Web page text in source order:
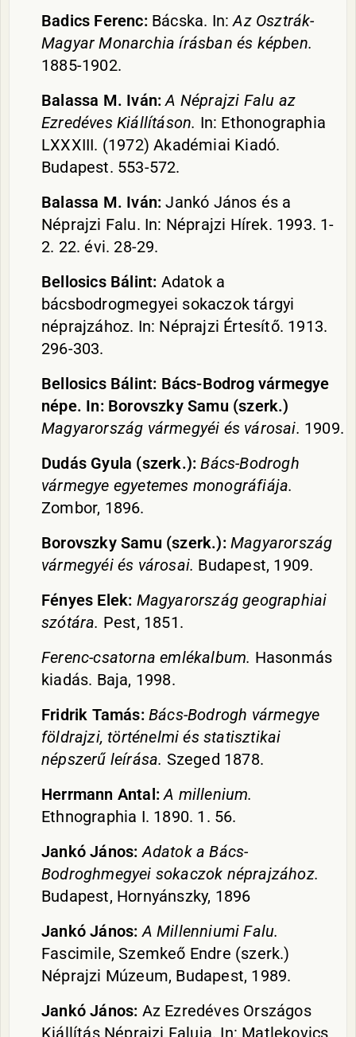
Badics Ferenc:Bácska. In:Az Osztrák-
Magyar Monarchia írásban és képben.
1885-1902.
Balassa M. Iván: A Néprajzi Falu az
Ezredéves Kiállításon. In: Ethonographia
LXXXIII. (1972) Akadémiai Kiadó.
Budapest. 553-572.
Balassa M. Iván: Jankó János és a
Néprajzi Falu. In: Néprajzi Hírek. 1993. 1-
2. 22. évi. 28-29.
Bellosics Bálint: Adatok a
bácsbodrogmegyei sokaczok tárgyi
néprajzához. In: Néprajzi Értesítő. 1913.
296-303.
Bellosics Bálint: Bács-Bodrog vármegye
népe. In: Borovszky Samu (szerk.)
Magyarország vármegyéi és városai. 1909.
Dudás Gyula (szerk.): Bács-Bodrogh
vármegye egyetemes monográfiája.
Zombor, 1896.
Borovszky Samu (szerk.): Magyarország
vármegyéi és városai. Budapest, 1909.
Fényes Elek: Magyarország geographiai
szótára. Pest, 1851.
Ferenc-csatorna emlékalbum. Hasonmás
kiadás. Baja, 1998.
Fridrik Tamás: Bács-Bodrogh vármegye
földrajzi, történelmi és statisztikai
népszerű leírása. Szeged 1878.
Herrmann Antal: A millenium.
Ethnographia I. 1890. 1. 56.
Jankó János: Adatok a Bács-
Bodroghmegyei sokaczok néprajzához.
Budapest, Hornyánszky, 1896
Jankó János: A Millenniumi Falu.
Fascimile, Szemkeő Endre (szerk.)
Néprajzi Múzeum, Budapest, 1989.
Jankó János: Az Ezredéves Országos
Kiállítás Néprajzi Faluja. In: Matlekovics